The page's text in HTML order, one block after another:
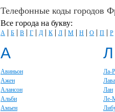
Телефонные коды городов
Все города на букву:
А | Б | В | Г | Д | К | Л | М | Н | О | П | Р
А
Авиньон
Ажен
Алансон
Альби
Амьен
Л
Ла-
Лан
Ле-